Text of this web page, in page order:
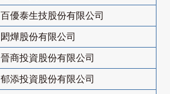
百優泰生技股份有限公司
閎燁股份有限公司
晉商投資股份有限公司
郁添投資股份有限公司